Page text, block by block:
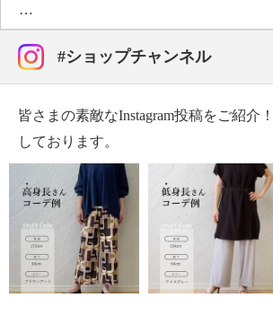
・洗濯機：可
・漂白処理：塩素系・酸素系漂白不可
・タンブル乾燥：不可
・自然乾燥：日陰の吊り干し
・ドライクリーニング：石油系ドライ
【メンテナンス（ケアラベル）】
・長時間照射による変退色注意
・水や汗などによる色落ち、色移り注意
・摩擦による色落ち、色移り注意
・素材の特性上、多少の縮みあり
・過度な力をかけない
・ネット使用
【個体差あり】
#ショップチャンネル
皆さまの素敵なInstagram投稿をご紹介
しております。